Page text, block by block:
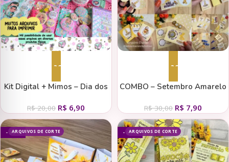
Adicionar ao carrinho
Kit Digital + Mimos – Dia dos
R$20,00 R$ 6,90
Adicionar ao carrinho
COMBO – Setembro Amarelo
R$30,00 R$ 7,90
ARQUIVOS DE CORTE
- 80% ARQUIVOS DE CORTE
- 61%